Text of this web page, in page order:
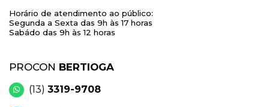
Horário de atendimento ao público:
Segunda a Sexta das 9h às 17 horas
Sabádo das 9h às 12 horas
PROCON BERTIOGA
(13) 3319-9708